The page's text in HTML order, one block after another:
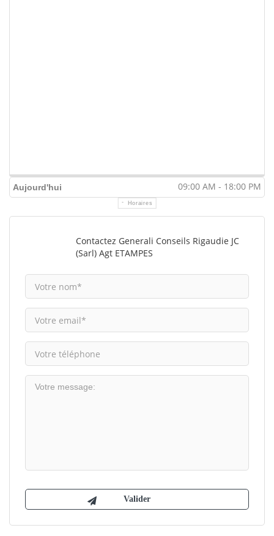
Aujourd'hui 09:00 AM - 18:00 PM
Horaires
Contactez Generali Conseils Rigaudie JC
(Sarl) Agt ETAMPES